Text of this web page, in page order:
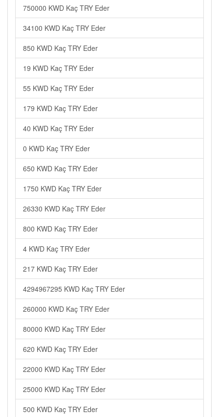
750000 KWD Kaç TRY Eder
34100 KWD Kaç TRY Eder
850 KWD Kaç TRY Eder
19 KWD Kaç TRY Eder
55 KWD Kaç TRY Eder
179 KWD Kaç TRY Eder
40 KWD Kaç TRY Eder
0 KWD Kaç TRY Eder
650 KWD Kaç TRY Eder
1750 KWD Kaç TRY Eder
26330 KWD Kaç TRY Eder
800 KWD Kaç TRY Eder
4 KWD Kaç TRY Eder
217 KWD Kaç TRY Eder
4294967295 KWD Kaç TRY Eder
260000 KWD Kaç TRY Eder
80000 KWD Kaç TRY Eder
620 KWD Kaç TRY Eder
22000 KWD Kaç TRY Eder
25000 KWD Kaç TRY Eder
500 KWD Kaç TRY Eder